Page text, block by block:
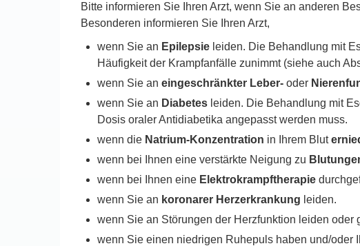
Bitte informieren Sie Ihren Arzt, wenn Sie an anderen
Besonderen informieren Sie Ihren Arzt,
wenn Sie an Epilepsie leiden. Die Behandlung mit
Häufigkeit der Krampfanfälle zunimmt (siehe auch
wenn Sie an eingeschränkter Leber- oder
wenn Sie an Diabetes leiden. Die Behandlung mit
Dosis oraler Antidiabetika angepasst werden muss.
wenn die Natrium-Konzentration in Ihrem Blut
wenn bei Ihnen eine verstärkte Neigung zu
wenn bei Ihnen eine Elektrokrampftherapie
wenn Sie an koronarer Herzerkrankung leiden.
wenn Sie an Störungen der Herzfunktion leiden
wenn Sie einen niedrigen Ruhepuls haben und/oder